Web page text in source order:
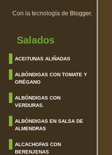
Con la tecnología de Blogger.
Salados
ACEITUNAS ALIÑADAS
ALBÓNDIGAS CON TOMATE Y
ORÉGANO
ALBÓNDIGAS CON
VERDURAS.
ALBÓNDIGAS EN SALSA DE
ALMENDRAS
ALCACHOFAS CON
BERENJENAS